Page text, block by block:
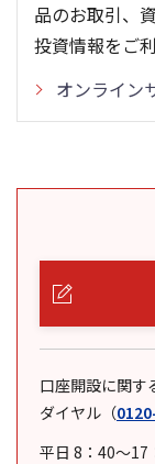
品のお取引、
投資情報をご
オンライン
口座開設に関す
ダイヤル （
平日 8：40～17